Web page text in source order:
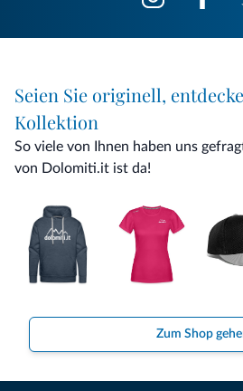
Seien Sie originell,
Kollektion
So viele von Ihnen haben uns
von Dolomiti.it ist da!
Zum Shop